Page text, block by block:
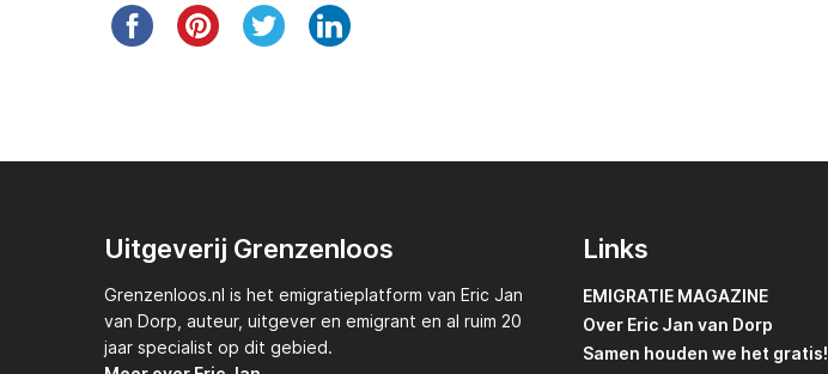
Uitgeverij Grenzenloos
Grenzenloos.nl is het emigratieplatform van Eric Jan
van Dorp, auteur, uitgever en emigrant en al ruim 20
jaar specialist op dit gebied.
Links
EMIGRATIE MAGAZINE
Over Eric Jan van Dorp
Samen houden we het gratis!